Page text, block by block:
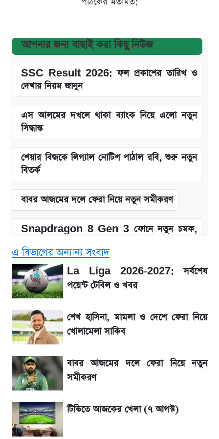
আপনার জন্য বাছাই করা কিছু নিউজ
SSC Result 2026: ফল প্রকাশের তারিখ ও
দেখার নিয়ম জানুন
এস আলমের দখলে থাকা ব্যাংক নিয়ে এলো নতুন
সিদ্ধান্ত
শেয়ার বিজকে লিগ্যাল নোটিশ পাঠাল রবি, শুরু নতুন
বিতর্ক
বাবর আজমের দলে ফেরা নিয়ে নতুন সমীকরণ
Snapdragon 8 Gen 3 ফোনে নতুন চমক,
সাকিবের বাড়িতে হামলা নিয়ে মুখ খুললেন দিলীপ
ঘোষ
জেনে নিন আজকের সোনা ও রুপার সর্বশেষ দাম
তাপমাত্রা নিয়ে নতুন পূর্বাভাস দিল আবহাওয়া অফিস
১৮০ দিনের মূল্যায়ন শেষে মন্ত্রিসভায় পরিবর্তন
রবির বড় সাফল্য! আয় কম বাড়লেও রেকর্ড মুনাফা ও
গ্রাহক বৃদ্ধি
এ বিভাগের অন্যান্য সংবাদ
La Liga 2026-2027: সর্বশেষ
পয়েন্ট টেবিল ও খবর
শেখ হাসিনা, মামলা ও দেশে ফেরা নিয়ে
খোলামেলা সাকিব
বাবর আজমের দলে ফেরা নিয়ে নতুন
সমীকরণ
টিভিতে আজকের খেলা (৭ আগস্ট)